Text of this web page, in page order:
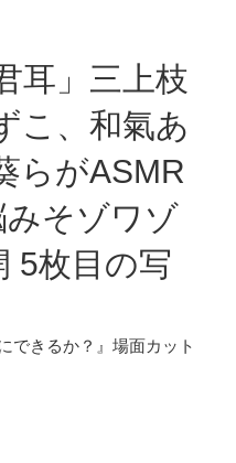
耳」三上枝
こ、和氣あ
らがASMR
みそゾワゾ
5枚目の写
できるか？』場面カット